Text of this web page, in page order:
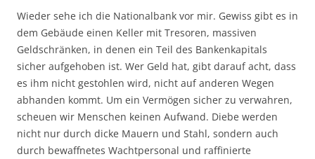
Wieder sehe ich die Nationalbank vor mir. Gewiss gibt es in
dem Gebäude einen Keller mit Tresoren, massiven
Geldschränken, in denen ein Teil des Bankenkapitals
sicher aufgehoben ist. Wer Geld hat, gibt darauf acht, dass
es ihm nicht gestohlen wird, nicht auf anderen Wegen
abhanden kommt. Um ein Vermögen sicher zu verwahren,
scheuen wir Menschen keinen Aufwand. Diebe werden
nicht nur durch dicke Mauern und Stahl, sondern auch
durch bewaffnetes Wachtpersonal und raffinierte